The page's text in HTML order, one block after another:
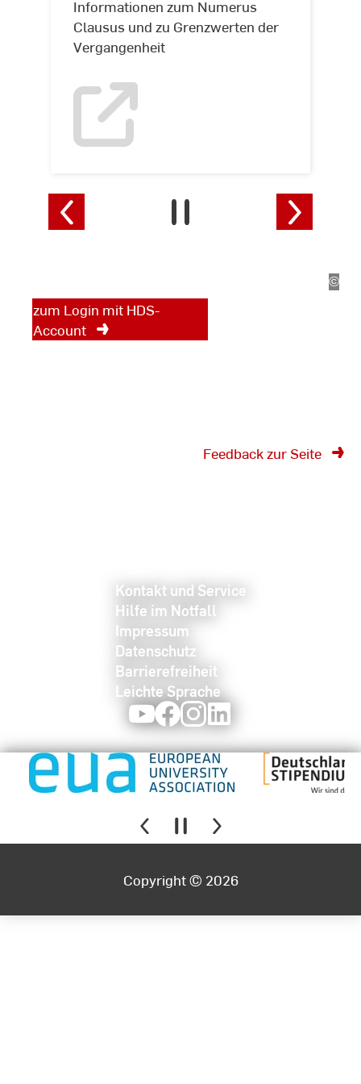
Informationen zum Numerus
Clausus und zu Grenzwerten der
Vergangenheit
©
Kira
Informationen
Erstsemester
zum Login mit HDS-
Account
Feedback zur Seite
Kontakt und Service
Hilfe im Notfall
Impressum
Datenschutz
Barrierefreiheit
Leichte Sprache
YoutubeFacebookInstagram
Copyright © 2026